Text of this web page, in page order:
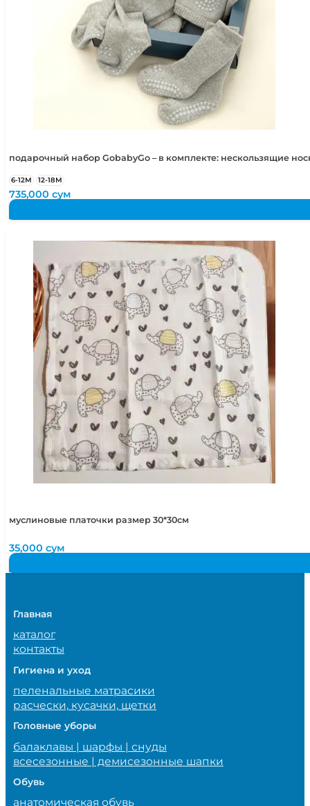
подарочный набор GobabyGo – в комплекте: нескользящие
6-12М 12-18М
735,000сум
муслиновые платочки размер 30*30см
35,000сум
Главная
каталог
контакты
Гигиена и уход
пеленальные матрасики
расчески, кусачки, щетки
Головные уборы
балаклавы | шарфы | снуды
всесезонные | демисезонные шапки
Обувь
анатомическая обувь